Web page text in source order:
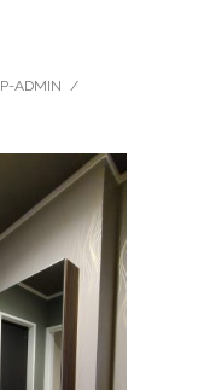
ADMIN /